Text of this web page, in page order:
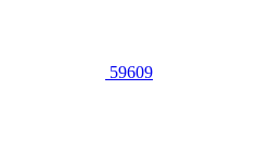
59609